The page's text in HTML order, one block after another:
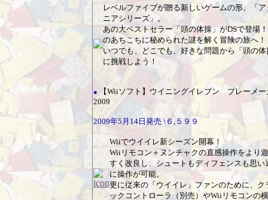
レベルファイブが贈る新しいゲームの形、「ア
ニアシリーズ」。
あの大ベストセラー「頭の体操」がDSで登場
のあちこちに秘められた謎を解く冒険の旅へ！
いつでも、どこでも、好きな問題から「頭の体
に挑戦しよう！
●
【Wiiソフト】ウイニングイレブン プレーメー
2009
2009年5月14日発売 \６,５９９
Wiiでウイイレ新シーズン開幕！
Wiiリモコン＋ヌンチャクの直感操作をより
すく改良し、シュートもディフェンスも思い
に操作が可能。
更に従来の「ウイイレ」ファンのために、ク
ックコントローラ（別売）やWiiリモコンの